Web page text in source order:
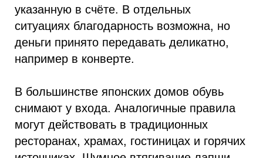
указанную в счёте. В отдельных
ситуациях благодарность возможна, но
деньги принято передавать деликатно,
например в конверте.
В большинстве японских домов обувь
снимают у входа. Аналогичные правила
могут действовать в традиционных
ресторанах, храмах, гостиницах и горячих